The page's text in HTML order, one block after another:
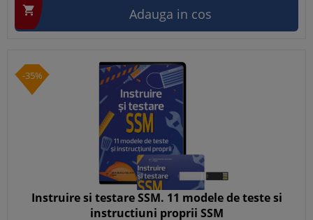
 Adauga in cos
-35%
Instruire si testare SSM. 11 modele de teste si
instructiuni proprii SSM